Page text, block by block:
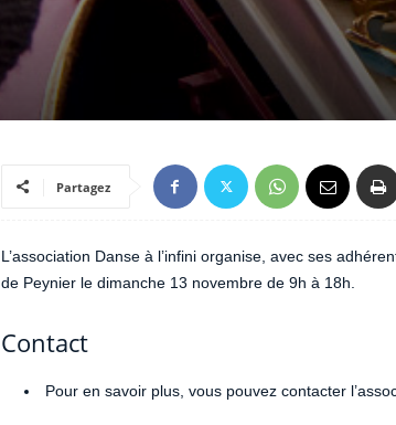
Partagez
L’association Danse à l’infini organise, avec ses
de Peynier le dimanche 13 novembre de 9h à 18h.
Contact
Pour en savoir plus, vous pouvez contacter